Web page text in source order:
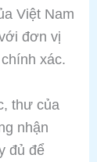
Việt Nam
đơn vị
xác.
thư của
nhận
đủ để